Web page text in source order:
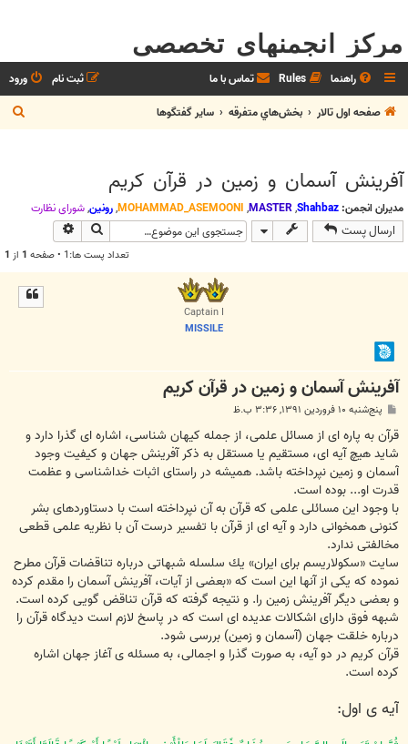
مرکز انجمنهای تخصصی
راهنما Rules تماس با ما ورود
ثبت نام
صفحه اول تالار
بخش‌‌هاي متفرقه ساير گفتگوها
س
آفرینش آسمان و زمین در قرآن کریم
مدیران انجمن: Shahbaz
,
MASTER
,
MOHAMMAD_ASEMOONI
,رونین,شوراي نظارت
ارسال پست جستجو
تعداد پست ها:1 • صفحه 1 از 1
Captain I
MISSILE
آفرینش آسمان و زمین در قرآن کریم
س
ت
پنج‌شنبه ۱۰ فروردین ۱۳۹۱, ۳:۳۶ ب.ظ
قرآن به پاره ای از مسائل علمی، از جمله كیهان شناسی، اشاره ای گذرا دارد و
شاید هیچ آیه ای، مستقیم یا مستقل به ذكر آفرینش جهان و كیفیت وجود
آسمان و زمین نپرداخته باشد. همیشه در راستای اثبات خداشناسی و عظمت
قدرت او... بوده است.
با وجود این مسائلی علمی كه قرآن به آن نپرداخته است با دستاوردهای بشر
كنونی همخوانی دارد و آیه ای از قرآن با تفسیر درست آن با نظریه علمی قطعی
مخالفتی ندارد.
سایت «سكولاریسم برای ایران» یك سلسله شبهاتی درباره تناقضات قرآن مطرح
نموده كه یكی از آنها این است كه «بعضی از آیات، آفرینش آسمان را مقدم كرده
و بعضی دیگر آفرینش زمین را. و نتیجه گرفته كه قرآن تناقض گویی كرده است.
شبهه فوق دارای اشكالات عدیده ای است كه در پاسخ لازم است دیدگاه قرآن را
درباره خلقت جهان (آسمان و زمین) بررسی شود.
قرآن كریم در دو آیه، به صورت گذرا و اجمالی، به مسئله ی آغاز جهان اشاره
كرده است.
آیه ی اول: